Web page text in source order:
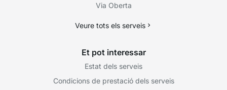
Via Oberta
Veure tots els serveis
Et pot interessar
Estat dels serveis
Condicions de prestació dels serveis